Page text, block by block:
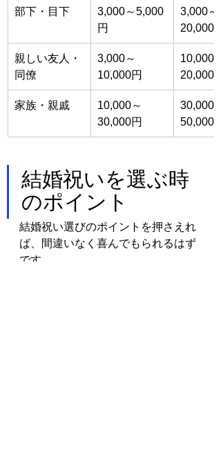
部下・目下
3,000～5,000
円
3,000～
20,000円
親しい友人・
同僚
3,000～
10,000円
10,000～
20,000円
家族・親戚
10,000～
30,000円
30,000～
50,000円
結婚祝いを選ぶ時
のポイント
結婚祝い選びのポイントを押さえれ
ば、間違いなく喜んでもられるはず
です。